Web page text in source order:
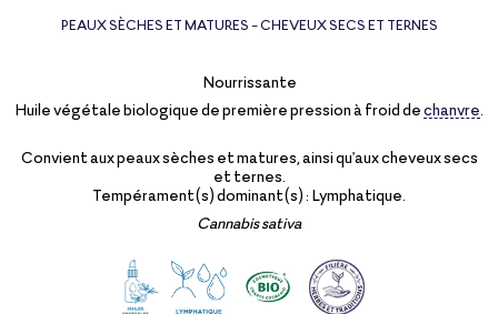
PEAUX SÈCHES ET MATURES - CHEVEUX SECS ET TERNES
Nourrissante
Huile végétale biologique de première pression à froid dechanvre.
Convient aux peaux sèches et matures, ainsi qu'aux cheveux secs
et ternes.
Tempérament(s) dominant(s) : Lymphatique.
Cannabis sativa